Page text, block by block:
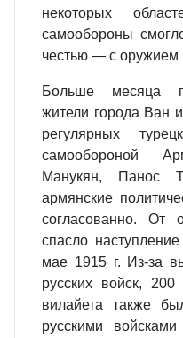
некоторых
самообороны
честью — с оружием
Больше месяца
жители города Ван
регулярных
самообороной
Манукян, Панос
армянские
согласованно. От
спасло
мае 1915 г. Из-за
русских войск,
вилайета также
русскими